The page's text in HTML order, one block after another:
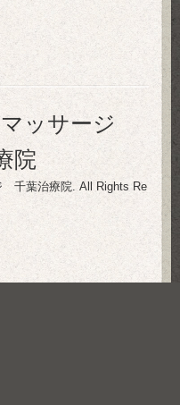
ッサージ
院
千葉治療院. All Rights Re